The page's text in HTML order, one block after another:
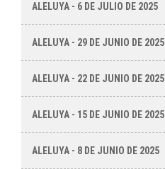
ALELUYA - 6 DE JULIO DE 2025
ALELUYA - 29 DE JUNIO DE 2025
ALELUYA - 22 DE JUNIO DE 2025
ALELUYA - 15 DE JUNIO DE 2025
ALELUYA - 8 DE JUNIO DE 2025